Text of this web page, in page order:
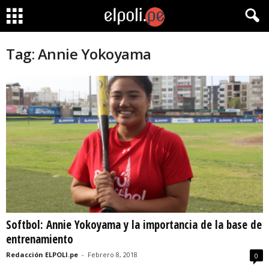
Tag: Annie Yokoyama
Softbol: Annie Yokoyama y la importancia de la base de
entrenamiento
Redacción ELPOLI.pe - Febrero 8, 2018 0